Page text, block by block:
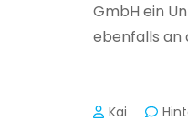
GmbH ein
ebenfalls an
Kai